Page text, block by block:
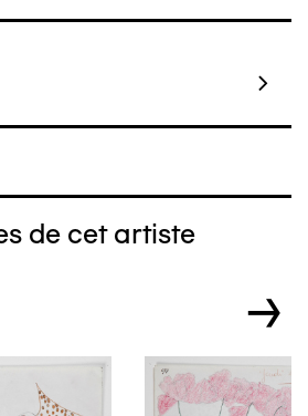
de cet artiste
→